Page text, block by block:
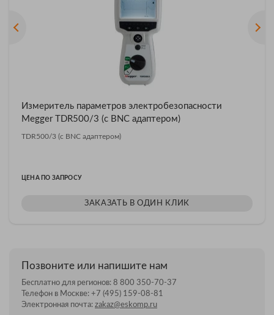
Измеритель параметров электробезопасности
Megger TDR500/3 (с BNC адаптером)
TDR500/3 (с BNC адаптером)
ЦЕНА ПО ЗАПРОСУ
ЗАКАЗАТЬ В ОДИН КЛИК
Позвоните или напишите нам
Бесплатно для регионов: 8 800 350-70-37
Телефон в Москве: +7 (495) 159-08-81
Электронная почта: zakaz@eskomp.ru